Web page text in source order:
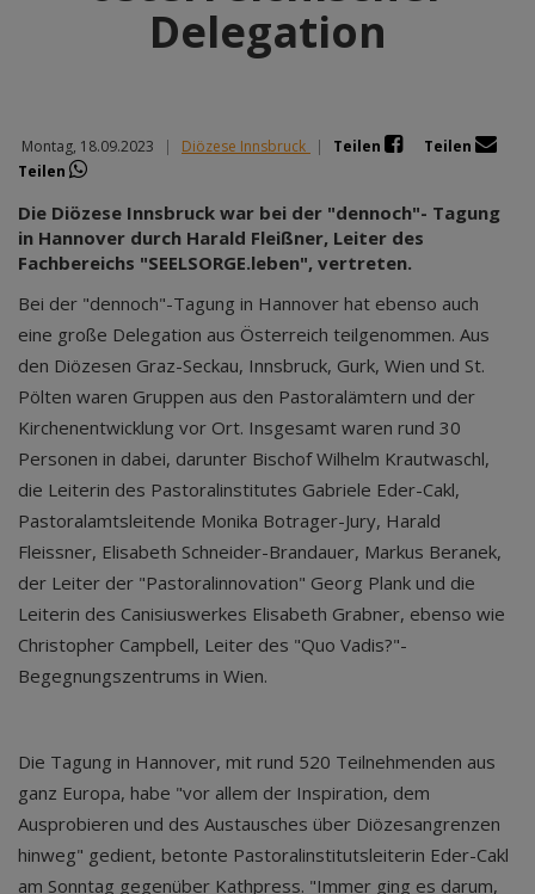
Delegation
Montag, 18.09.2023 | Diözese Innsbruck | Teilen
Teilen
Teilen
Die Diözese Innsbruck war bei der "dennoch"- Tagung
in Hannover durch Harald Fleißner, Leiter des
Fachbereichs "SEELSORGE.leben", vertreten.
Bei der "dennoch"-Tagung in Hannover hat ebenso auch
eine große Delegation aus Österreich teilgenommen. Aus
den Diözesen Graz-Seckau, Innsbruck, Gurk, Wien und St.
Pölten waren Gruppen aus den Pastoralämtern und der
Kirchenentwicklung vor Ort. Insgesamt waren rund 30
Personen in dabei, darunter Bischof Wilhelm Krautwaschl,
die Leiterin des Pastoralinstitutes Gabriele Eder-Cakl,
Pastoralamtsleitende Monika Botrager-Jury, Harald
Fleissner, Elisabeth Schneider-Brandauer, Markus Beranek,
der Leiter der "Pastoralinnovation" Georg Plank und die
Leiterin des Canisiuswerkes Elisabeth Grabner, ebenso wie
Christopher Campbell, Leiter des "Quo Vadis?"-
Begegnungszentrums in Wien.
Die Tagung in Hannover, mit rund 520 Teilnehmenden aus
ganz Europa, habe "vor allem der Inspiration, dem
Ausprobieren und des Austausches über Diözesangrenzen
hinweg" gedient, betonte Pastoralinstitutsleiterin Eder-Cakl
am Sonntag gegenüber Kathpress. "Immer ging es darum,